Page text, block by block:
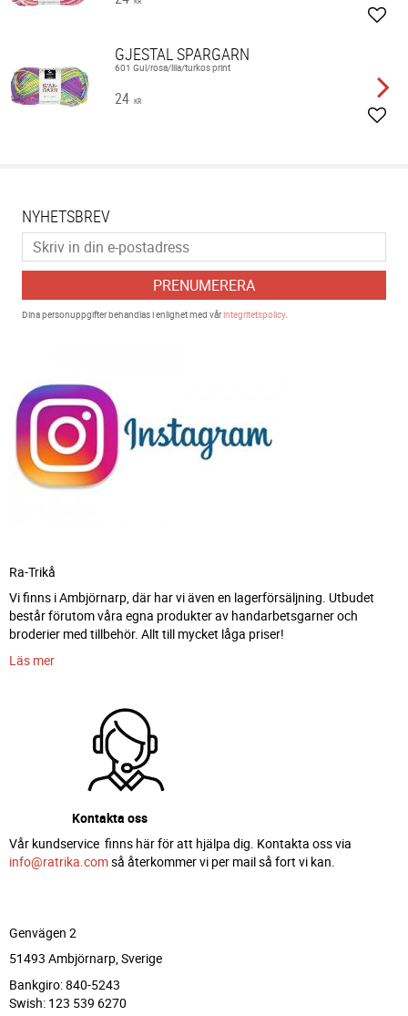
GJESTAL SPARGARN
601 Gul/rosa/lila/turkos print
24 KR
NYHETSBREV
PRENUMERERA
Dina personuppgifter behandlas i enlighet med vårintegritetspolicy.
Ra-Trikå
Vi finns i Ambjörnarp, där har vi även en lagerförsäljning. Utbudet
består förutom våra egna produkter av handarbetsgarner och
broderier med tillbehör. Allt till mycket låga priser!
Läs mer
Kontakta oss
Vår kundservice finns här för att hjälpa dig. Kontakta oss via
info@ratrika.comså återkommer vi per mail så fort vi kan.
Genvägen 2
51493 Ambjörnarp, Sverige
Bankgiro: 840-5243
Swish: 123 539 6270